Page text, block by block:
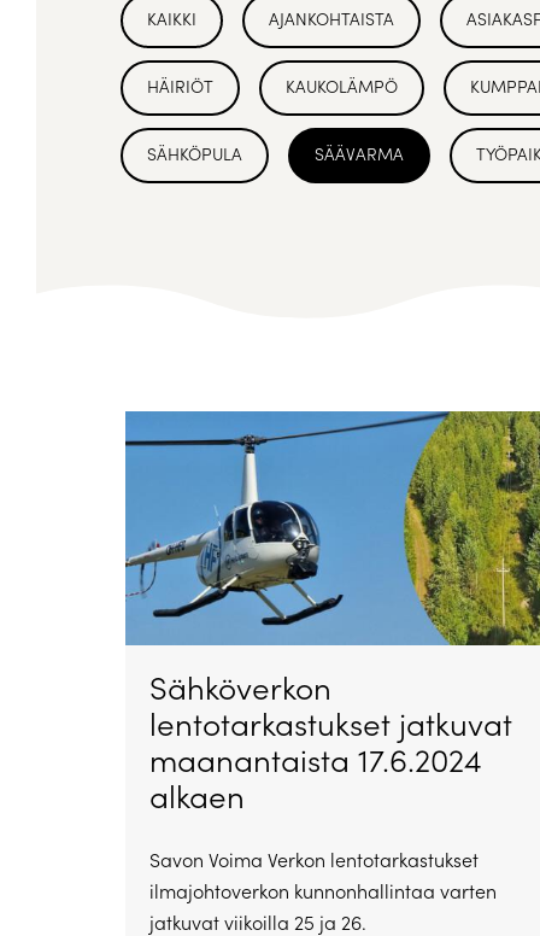
KAIKKI AJANKOHTAISTA
HÄIRIÖT KAUKOLÄMPÖ
SÄHKÖPULA SÄÄVARMA
Sähköverkon
lentotarkastukset jatkuvat
maanantaista 17.6.2024
alkaen
Savon Voima Verkon lentotarkastukset
ilmajohtoverkon kunnonhallintaa varten
jatkuvat viikoilla 25 ja 26.